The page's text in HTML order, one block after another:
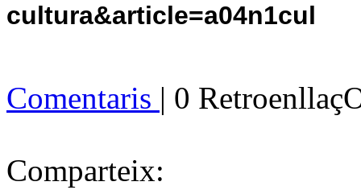
cultura&article=a04n1cul
Comentaris | 0
Comparteix: